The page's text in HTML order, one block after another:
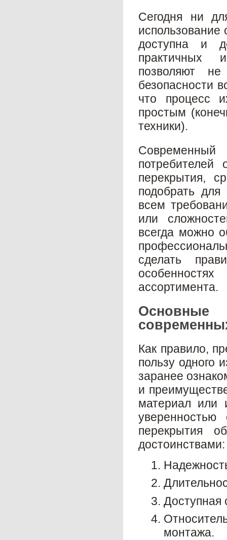
Сегодня ни
доступна и
практичных
позволяют
безопасности
что процесс
простым
техники).
потребителей
перекрытия,
подобрать
всем
или
всегда можно
сделать
ассортимента.
Основные
Как правило,
пользу одного
заранее
и
материал или
перекрытия
достоинствами:
Доступная
монтажа.